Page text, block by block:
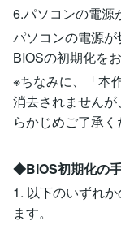
6.パソコンの電源
パソコンの電源が
BIOSの初期化を
※ちなみに、「本
消去されません
らかじめご了承く
◆BIOS初期化の
1. 以下のいずれ
ます。